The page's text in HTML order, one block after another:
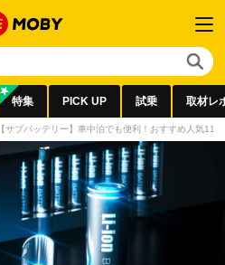
特集 PICK UP 試乗 取材レ
【サブバッテリー】車中泊でも便利！おすすめ人気11